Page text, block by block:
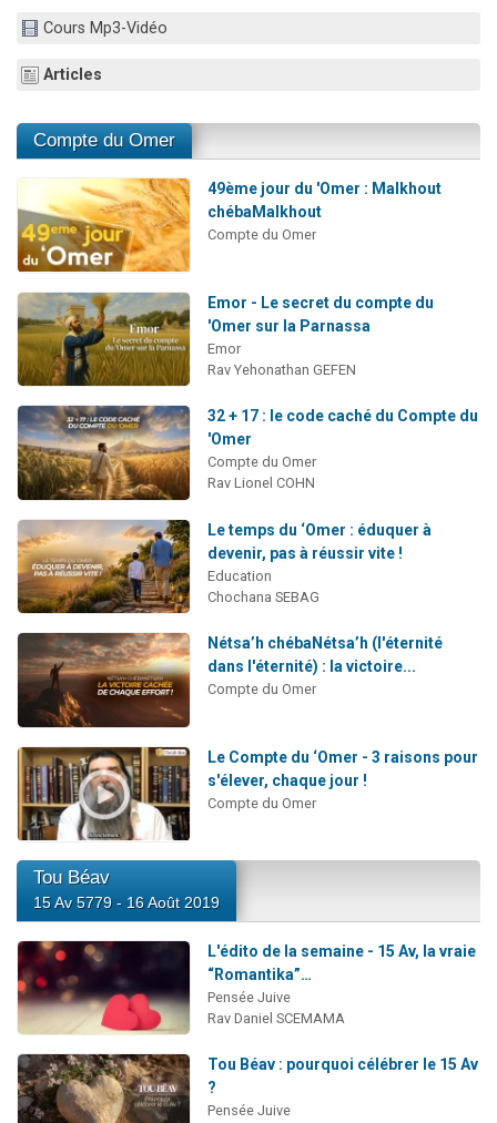
Cours Mp3-Vidéo
Articles
Compte du Omer
49ème jour du 'Omer : Malkhout
chébaMalkhout
Compte du Omer
Emor - Le secret du compte du
'Omer sur la Parnassa
Emor
Rav Yehonathan GEFEN
32 + 17 : le code caché du Compte du
'Omer
Compte du Omer
Rav Lionel COHN
Le temps du ‘Omer : éduquer à
devenir, pas à réussir vite !
Education
Chochana SEBAG
Nétsa’h chébaNétsa’h (l'éternité
dans l'éternité) : la victoire...
Compte du Omer
Le Compte du ‘Omer - 3 raisons pour
s'élever, chaque jour !
Compte du Omer
Tou Béav
15 Av 5779 - 16 Août 2019
L'édito de la semaine - 15 Av, la vraie
“Romantika”…
Pensée Juive
Rav Daniel SCEMAMA
Tou Béav : pourquoi célébrer le 15 Av
?
Pensée Juive